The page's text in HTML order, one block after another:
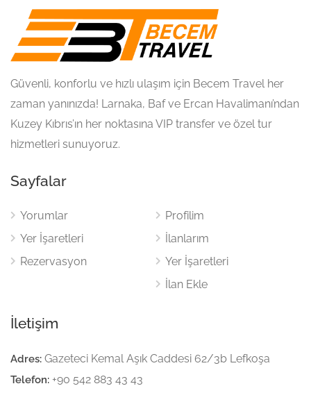
Güvenli, konforlu ve hızlı ulaşım için Becem Travel her
zaman yanınızda! Larnaka, Baf ve Ercan Havalimanı’ndan
Kuzey Kıbrıs’ın her noktasına VIP transfer ve özel tur
hizmetleri sunuyoruz.
Sayfalar
Yorumlar
Yer İşaretleri
Rezervasyon
Profilim
İlanlarım
Yer İşaretleri
İlan Ekle
İletişim
Adres: Gazeteci Kemal Aşık Caddesi 62/3b Lefkoşa
Telefon: +90 542 883 43 43